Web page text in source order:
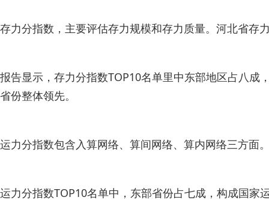
存力分指数，主要评估存力规模和存力质量。河北省存
报告显示，存力分指数TOP10名单里中东部地区占八
省份整体领先。
运力分指数包含入算网络、算间网络、算内网络三方面
运力分指数TOP10名单中，东部省份占七成，构成国